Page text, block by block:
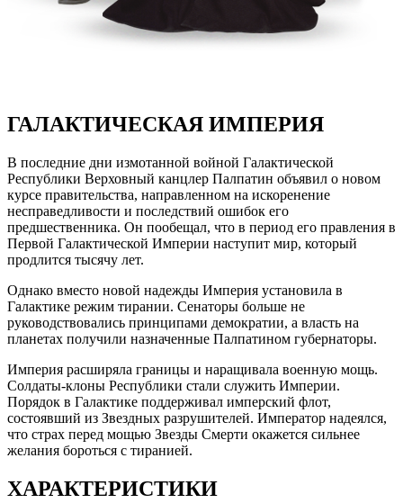
ГАЛАКТИЧЕСКАЯ ИМПЕРИЯ
В последние дни измотанной войной Галактической
Республики Верховный канцлер Палпатин объявил о новом
курсе правительства, направленном на искоренение
несправедливости и последствий ошибок его
предшественника. Он пообещал, что в период его правления в
Первой Галактической Империи наступит мир, который
продлится тысячу лет.
Однако вместо новой надежды Империя установила в
Галактике режим тирании. Сенаторы больше не
руководствовались принципами демократии, а власть на
планетах получили назначенные Палпатином губернаторы.
Империя расширяла границы и наращивала военную мощь.
Солдаты-клоны Республики стали служить Империи.
Порядок в Галактике поддерживал имперский флот,
состоявший из Звездных разрушителей. Император надеялся,
что страх перед мощью Звезды Смерти окажется сильнее
желания бороться с тиранией.
ХАРАКТЕРИСТИКИ